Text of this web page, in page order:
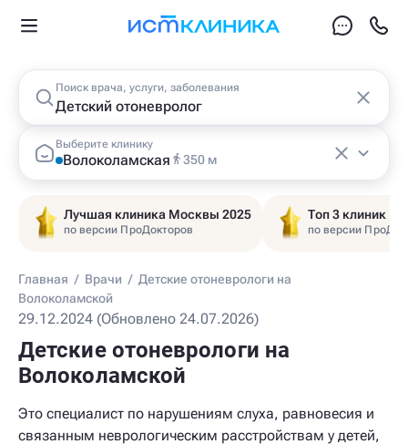
Поиск врача, услуги, заболевания
Выберите клинику
Волоколамская 350 м
Лучшая клиника Москвы 2025
по версии ПроДокторов
Топ 3 клиник
по версии
Главная / Врачи / Детские отоневрологи на
Волоколамской
29.12.2024 (Обновлено 24.07.2026)
Детские отоневрологи на
Волоколамской
Это специалист по нарушениям слуха, равновесия и
связанным неврологическим расстройствам у детей,